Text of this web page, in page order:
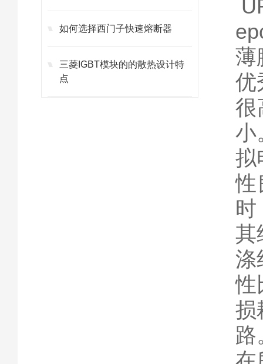
如何选择西门子快速熔断器
三菱IGBT模块的的散热设计特
点
薄
优
很
小
拟
性
时
其
涤
性
损
路